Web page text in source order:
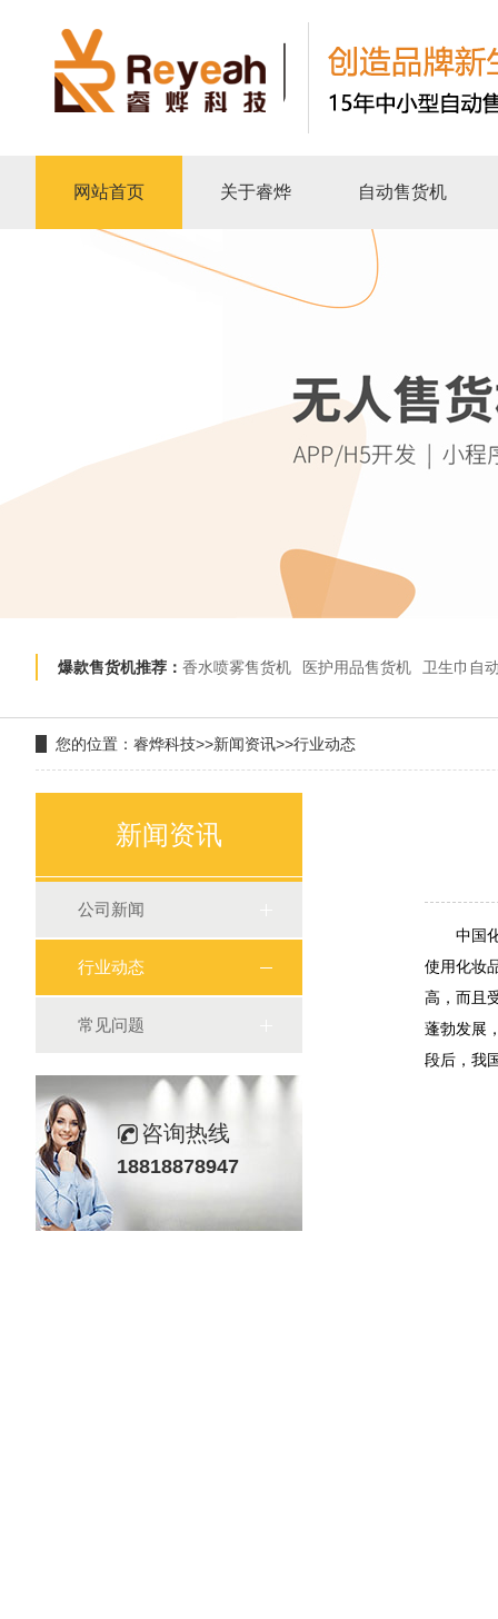
网站首页 关于睿烨 自动售货机
爆款售货机推荐： 香水喷雾售货机 医护用品售货机 卫生巾自
您的位置： 睿烨科技>>新闻资讯>>行业动态
新闻资讯
公司新闻
行业动态
常见问题
咨询热线
18818878947
中国化
使用化妆
高，而且
蓬勃发展
段后，我